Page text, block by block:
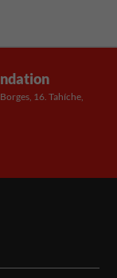
16. Tahíche,